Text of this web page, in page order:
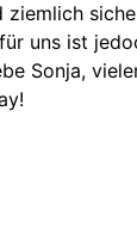
ziemlich
uns ist
Sonja,